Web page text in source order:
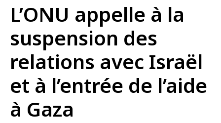
L’ONU appelle à la
suspension des
relations avec Israël
et à l’entrée de l’aide
à Gaza